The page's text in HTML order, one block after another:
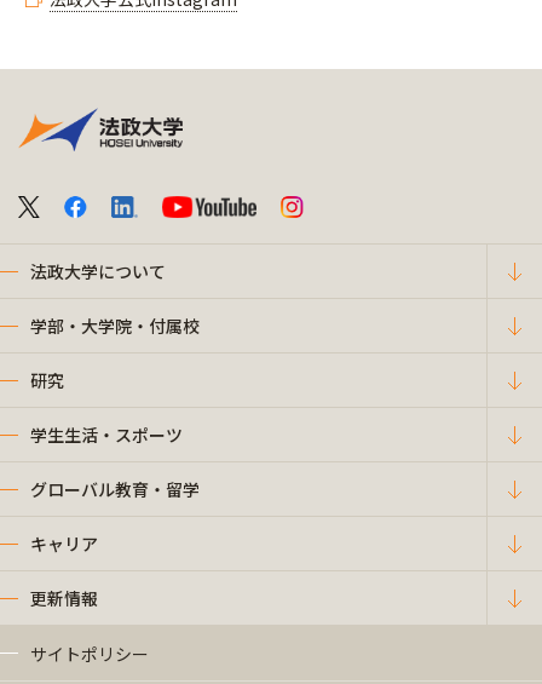
法政大学について
学部・大学院・付属校
研究
学生生活・スポーツ
グローバル教育・留学
キャリア
更新情報
サイトポリシー